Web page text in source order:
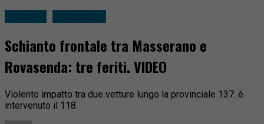
Schianto frontale tra Masserano e
Rovasenda: tre feriti. VIDEO
Violento impatto tra due vetture lungo la provinciale 137: è
intervenuto il 118.